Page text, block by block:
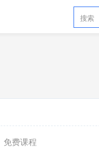
免费课程